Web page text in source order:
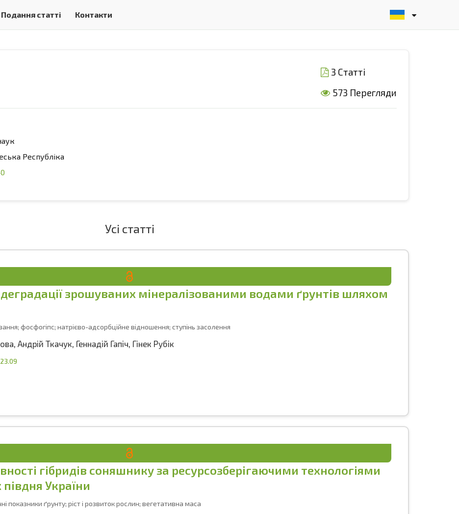
Подання статті Контакти
3 Статті
573 Перегляди
Республіка
Усі статті
зрошуваних мінералізованими водами ґрунтів шляхом
фосфогіпс; натрієво-адсорбційне відношення; ступінь засолення
, Андрій Ткачук, Геннадій Гапіч, Гінек Рубік
гібридів соняшнику за ресурсозберігаючими технологіями
України
показники ґрунту; ріст і розвиток рослин; вегетативна маса